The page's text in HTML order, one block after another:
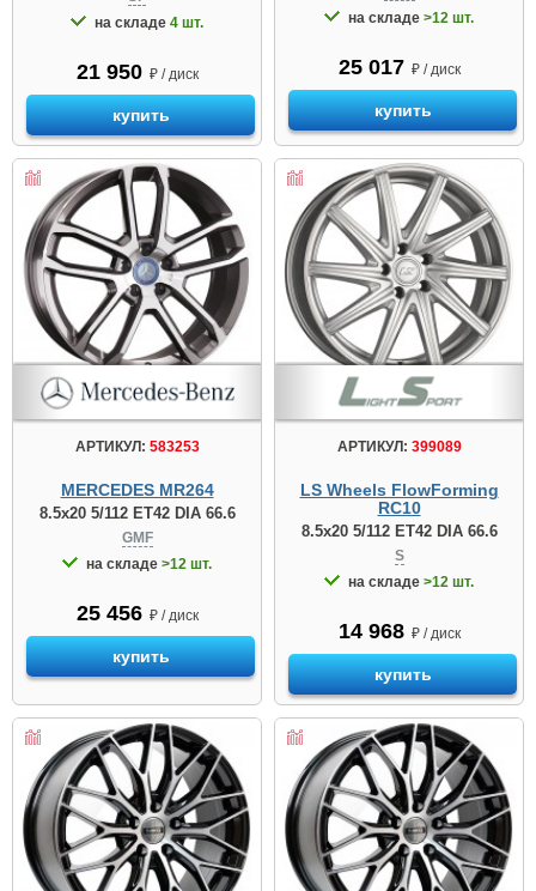
на складе 4 шт.
21 950 ₽ / диск
купить
на складе >12 шт.
25 017 ₽ / диск
купить
АРТИКУЛ: 583253
MERCEDES MR264
8.5x20 5/112 ET42 DIA 66.6
GMF
на складе >12 шт.
25 456 ₽ / диск
купить
АРТИКУЛ: 399089
LS Wheels FlowForming
RC10
8.5x20 5/112 ET42 DIA 66.6
S
на складе >12 шт.
14 968 ₽ / диск
купить